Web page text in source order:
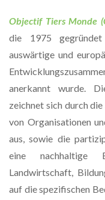
Objectif Tiers Monde
die 1975
auswärtige und
anerkannt wurde.
zeichnet sich durch
von Organisationen
aus, sowie die
eine nachhaltige
Landwirtschaft,
auf die spezifischen